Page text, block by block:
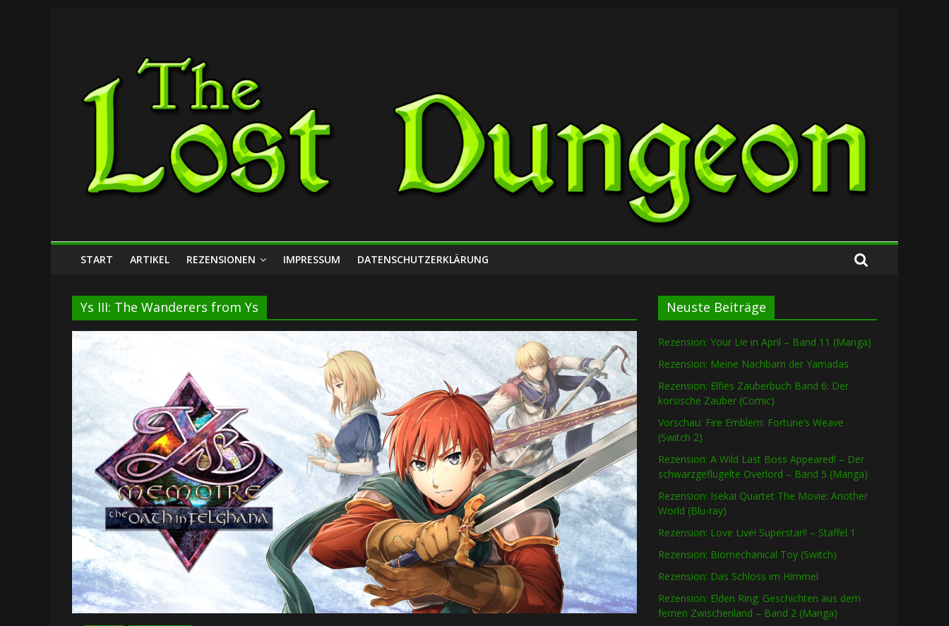
Lost
Dungeon
START ARTIKEL REZENSIONEN IMPRESSUM DATENSCHUTZERKLÄRUNG
Ys III: The Wanderers from Ys Neuste Beiträge
Rezension: Your Lie in April – Band 11 (Manga)
Rezension: Meine Nachbarn der Yamadas
Rezension: Elfies Zauberbuch Band 6: Der
korsische Zauber (Comic)
Vorschau: Fire Emblem: Fortune’s Weave
(Switch 2)
Rezension: A Wild Last Boss Appeared! – Der
schwarzgeflügelte Overlord – Band 5 (Manga)
Rezension: Isekai Quartet The Movie: Another
World (Blu-ray)
Rezension: Love Live! Superstar!! – Staffel 1
Rezension: Biomechanical Toy (Switch)
Rezension: Das Schloss im Himmel
Rezension: Elden Ring: Geschichten aus dem
fernen Zwischenland – Band 2 (Manga)